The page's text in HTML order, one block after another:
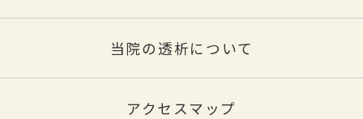
当院の透析について
アクセスマップ